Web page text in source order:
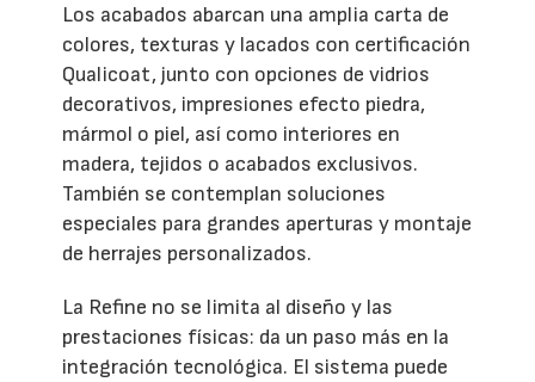
Los acabados abarcan una amplia carta de
colores, texturas y lacados con certificación
Qualicoat, junto con opciones de vidrios
decorativos, impresiones efecto piedra,
mármol o piel, así como interiores en
madera, tejidos o acabados exclusivos.
También se contemplan soluciones
especiales para grandes aperturas y montaje
de herrajes personalizados.
La Refine no se limita al diseño y las
prestaciones físicas: da un paso más en la
integración tecnológica. El sistema puede